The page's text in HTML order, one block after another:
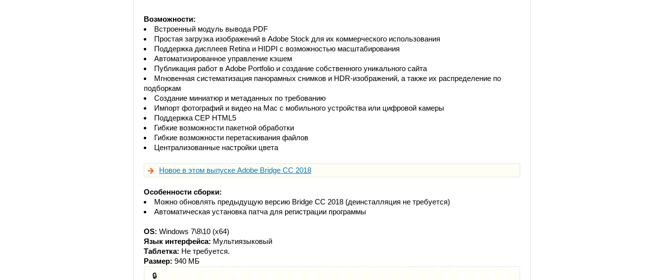
Возможности:
Встроенный модуль вывода PDF
Простая загрузка изображений в Adobe Stock для их коммерческого использования
Поддержка дисплеев Retina и HIDPI с возможностью масштабирования
Автоматизированное управление кэшем
Публикация работ в Adobe Portfolio и создание собственного уникального сайта
Мгновенная систематизация панорамных снимков и HDR-изображений, а также их распределение по
подборкам
Создание миниатюр и метаданных по требованию
Импорт фотографий и видео на Mac с мобильного устройства или цифровой камеры
Поддержка CEP HTML5
Гибкие возможности пакетной обработки
Гибкие возможности перетаскивания файлов
Централизованные настройки цвета
Новое в этом выпуске Adobe Bridge CC 2018
Особенности сборки:
Можно обновлять предыдущую версию Bridge CC 2018 (деинсталляция не требуется)
Автоматическая установка патча для регистрации программы
OS: Windows 7\8\10 (x64)
Язык интерфейса: Мультиязыковый
Таблетка: Не требуется.
Размер: 940 МБ
🔒